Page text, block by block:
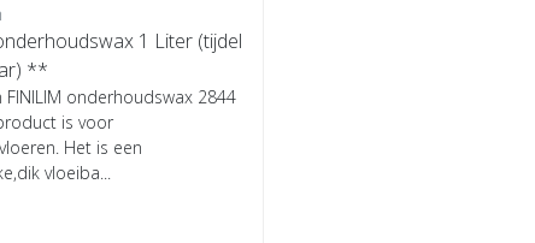
1 Liter (tijdel
**
FINILIM onderhoudswax 2844
is voor
Het is een
vloeiba...